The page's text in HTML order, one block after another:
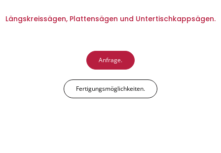
Längskreissägen, Plattensägen und Untertischkappsägen.
Anfrage.
Fertigungsmöglichkeiten.